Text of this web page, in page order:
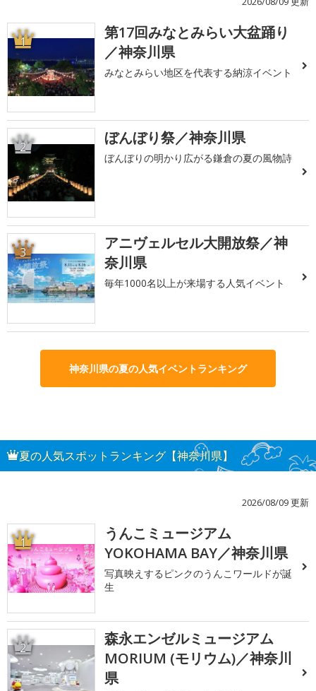
1
第17回みなとみらい大盆踊り
／神奈川県
みなとみらい地区を代表する納涼イベント
2 ぼんぼり祭／神奈川県
ぼんぼりの明かり広がる鎌倉の夏の風物詩
3
アニヴェルセル大開放祭／神
奈川県
毎年1000名以上が来場する人気イベント
神奈川県の夏の人気イベントランキング
夏の人気スポットランキング【神奈川県】
2026/08/09 更新
1
うんこミュージアム
YOKOHAMA BAY／神奈川県
写真映えするピンクのうんこワールドが誕
生
2
森永エンゼルミュージアム
MORIUM (モリウム)／神奈川
県